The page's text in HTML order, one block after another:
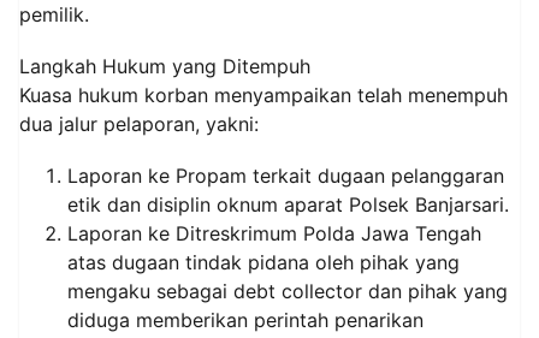
pemilik.
Langkah Hukum yang Ditempuh
Kuasa hukum korban menyampaikan telah menempuh
dua jalur pelaporan, yakni:
Laporan ke Propam terkait dugaan pelanggaran
etik dan disiplin oknum aparat Polsek Banjarsari.
Laporan ke Ditreskrimum Polda Jawa Tengah
atas dugaan tindak pidana oleh pihak yang
mengaku sebagai debt collector dan pihak yang
diduga memberikan perintah penarikan